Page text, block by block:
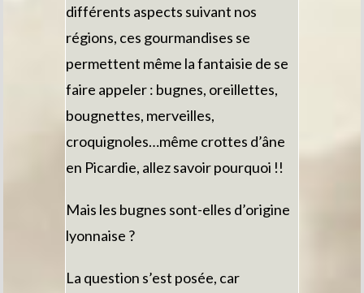
différents aspects suivant nos
régions, ces gourmandises se
permettent même la fantaisie de se
faire appeler : bugnes, oreillettes,
bougnettes, merveilles,
croquignoles…même crottes d’âne
en Picardie, allez savoir pourquoi !!
Mais les bugnes sont-elles d’origine
lyonnaise ?
La question s’est posée, car